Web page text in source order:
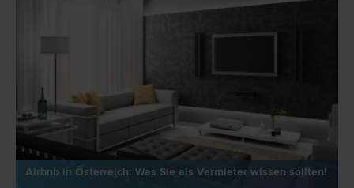
Airbnb in Österreich: Was Sie als Vermieter wissen sollten!